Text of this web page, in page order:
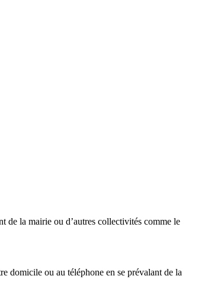
de la mairie ou d’autres collectivités comme le
domicile ou au téléphone en se prévalant de la